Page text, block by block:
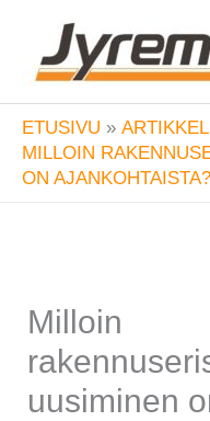
sisältöön
ETUSIVU
MILLOIN
ON AJANKOHTAISTA?
Milloin
uusiminen